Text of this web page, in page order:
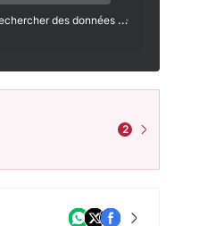
des données
2